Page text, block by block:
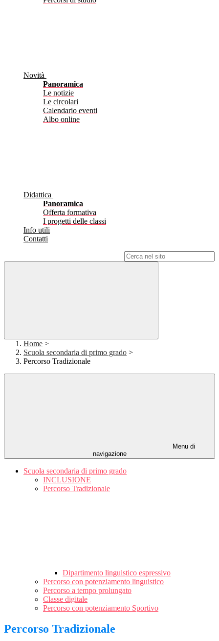
Novità
Panoramica
Le notizie
Le circolari
Calendario eventi
Albo online
Didattica
Panoramica
Offerta formativa
I progetti delle classi
Info utili
Contatti
Home >
Scuola secondaria di primo grado >
Percorso Tradizionale
Menu di
navigazione
Scuola secondaria di primo grado
INCLUSIONE
Percorso Tradizionale
Dipartimento linguistico espressivo
Percorso con potenziamento linguistico
Percorso a tempo prolungato
Classe digitale
Percorso con potenziamento Sportivo
Percorso Tradizionale